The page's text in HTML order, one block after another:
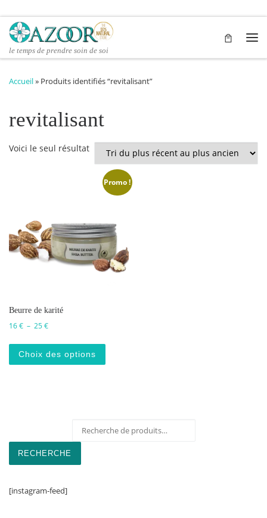
Passer au contenu
le temps de prendre soin de soi
Accueil» Produits identifiés “revitalisant”
revitalisant
Voici le seul résultat
Promo !
Beurre de karité
16€ – 25€Plage de prix : 16 € à 25 €
Choix des options
RECHERCHE
[instagram-feed]